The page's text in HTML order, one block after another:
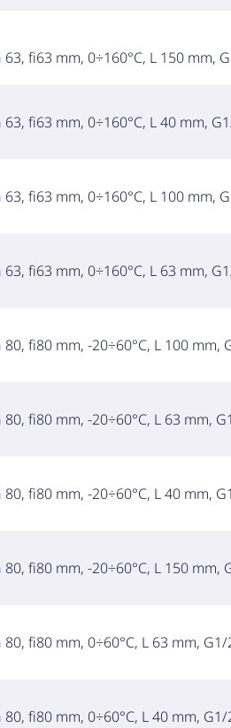
fi63 mm, 0÷160°C, L 150 mm,
fi63 mm, 0÷160°C, L 40 mm,
fi63 mm, 0÷160°C, L 100 mm,
fi63 mm, 0÷160°C, L 63 mm,
fi80 mm, -20÷60°C, L 100 mm,
fi80 mm, -20÷60°C, L 63 mm,
fi80 mm, -20÷60°C, L 40 mm,
fi80 mm, -20÷60°C, L 150 mm,
fi80 mm, 0÷60°C, L 63 mm, G1/
fi80 mm, 0÷60°C, L 40 mm, G1/